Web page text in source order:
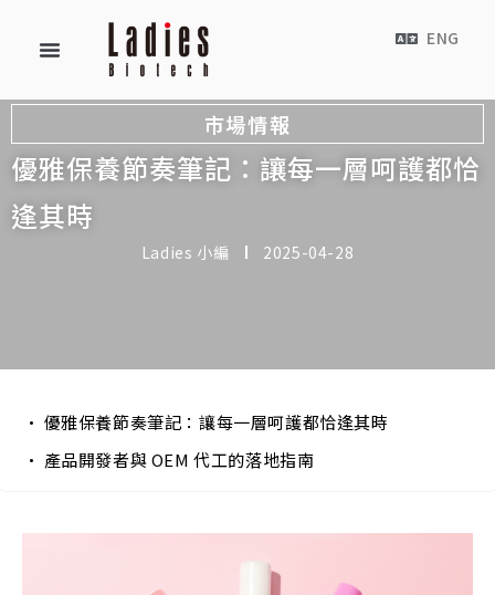
ENG
市場情報
優雅保養節奏筆記：讓每一層呵護都恰
逢其時
Ladies 小編 2025-04-28
優雅保養節奏筆記：讓每一層呵護都恰逢其時
產品開發者與 OEM 代工的落地指南